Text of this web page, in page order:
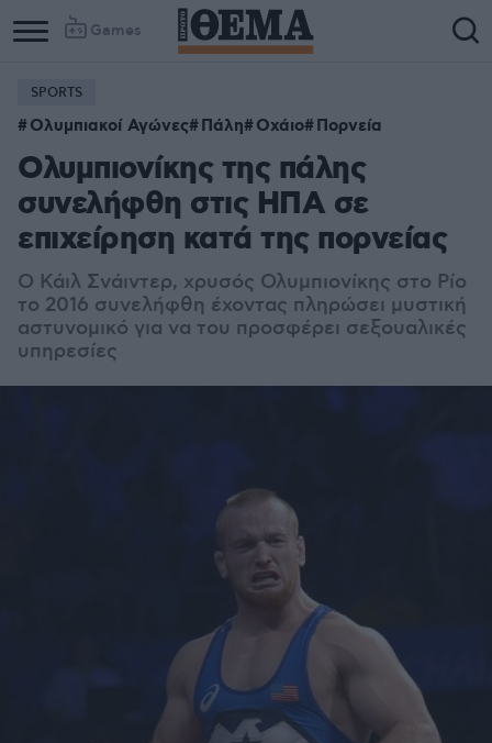
Games
SPORTS
Ολυμπιακοί Αγώνες Πάλη Οχάιο Πορνεία
Ολυμπιονίκης της πάλης
συνελήφθη στις ΗΠΑ σε
επιχείρηση κατά της πορνείας
Ο Κάιλ Σνάιντερ, χρυσός Ολυμπιονίκης στο Ρίο
το 2016 συνελήφθη έχοντας πληρώσει μυστική
αστυνομικό για να του προσφέρει σεξουαλικές
υπηρεσίες